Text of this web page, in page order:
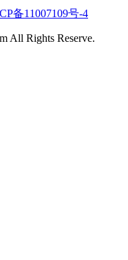
备11007109号-4
All Rights Reserve.